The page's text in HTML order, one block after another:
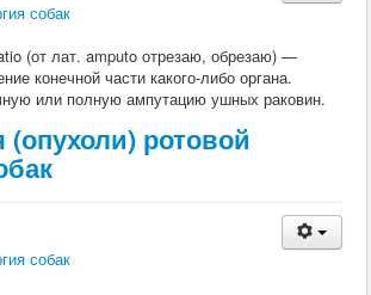
животные
болезни
заболевания
препараты
собак
(от лат. amputo отрезаю, обрезаю) —
конечной части какого-либо органа.
или полную ампутацию ушных раковин.
(опухоли) ротовой
собак